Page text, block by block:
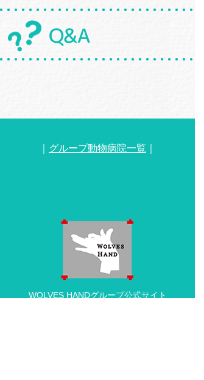
Q&A
グループ動物病院一覧
WOLVES HANDグループ公式サイト